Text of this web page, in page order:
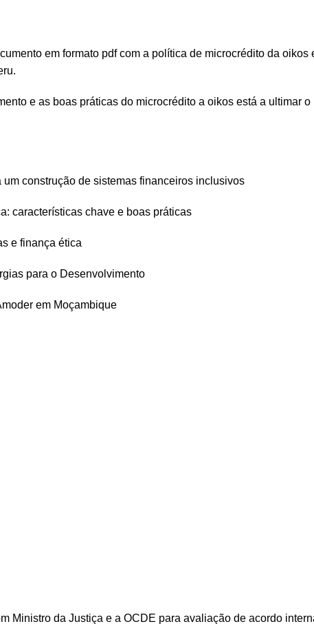
em formato pdf com a política de microcrédito da oikos
e as boas práticas do microcrédito a oikos está a ultimar
construção de sistemas financeiros inclusivos
características chave e boas práticas
e finança ética
para o Desenvolvimento
em Moçambique
Ministro da Justiça e a OCDE para avaliação de acordo